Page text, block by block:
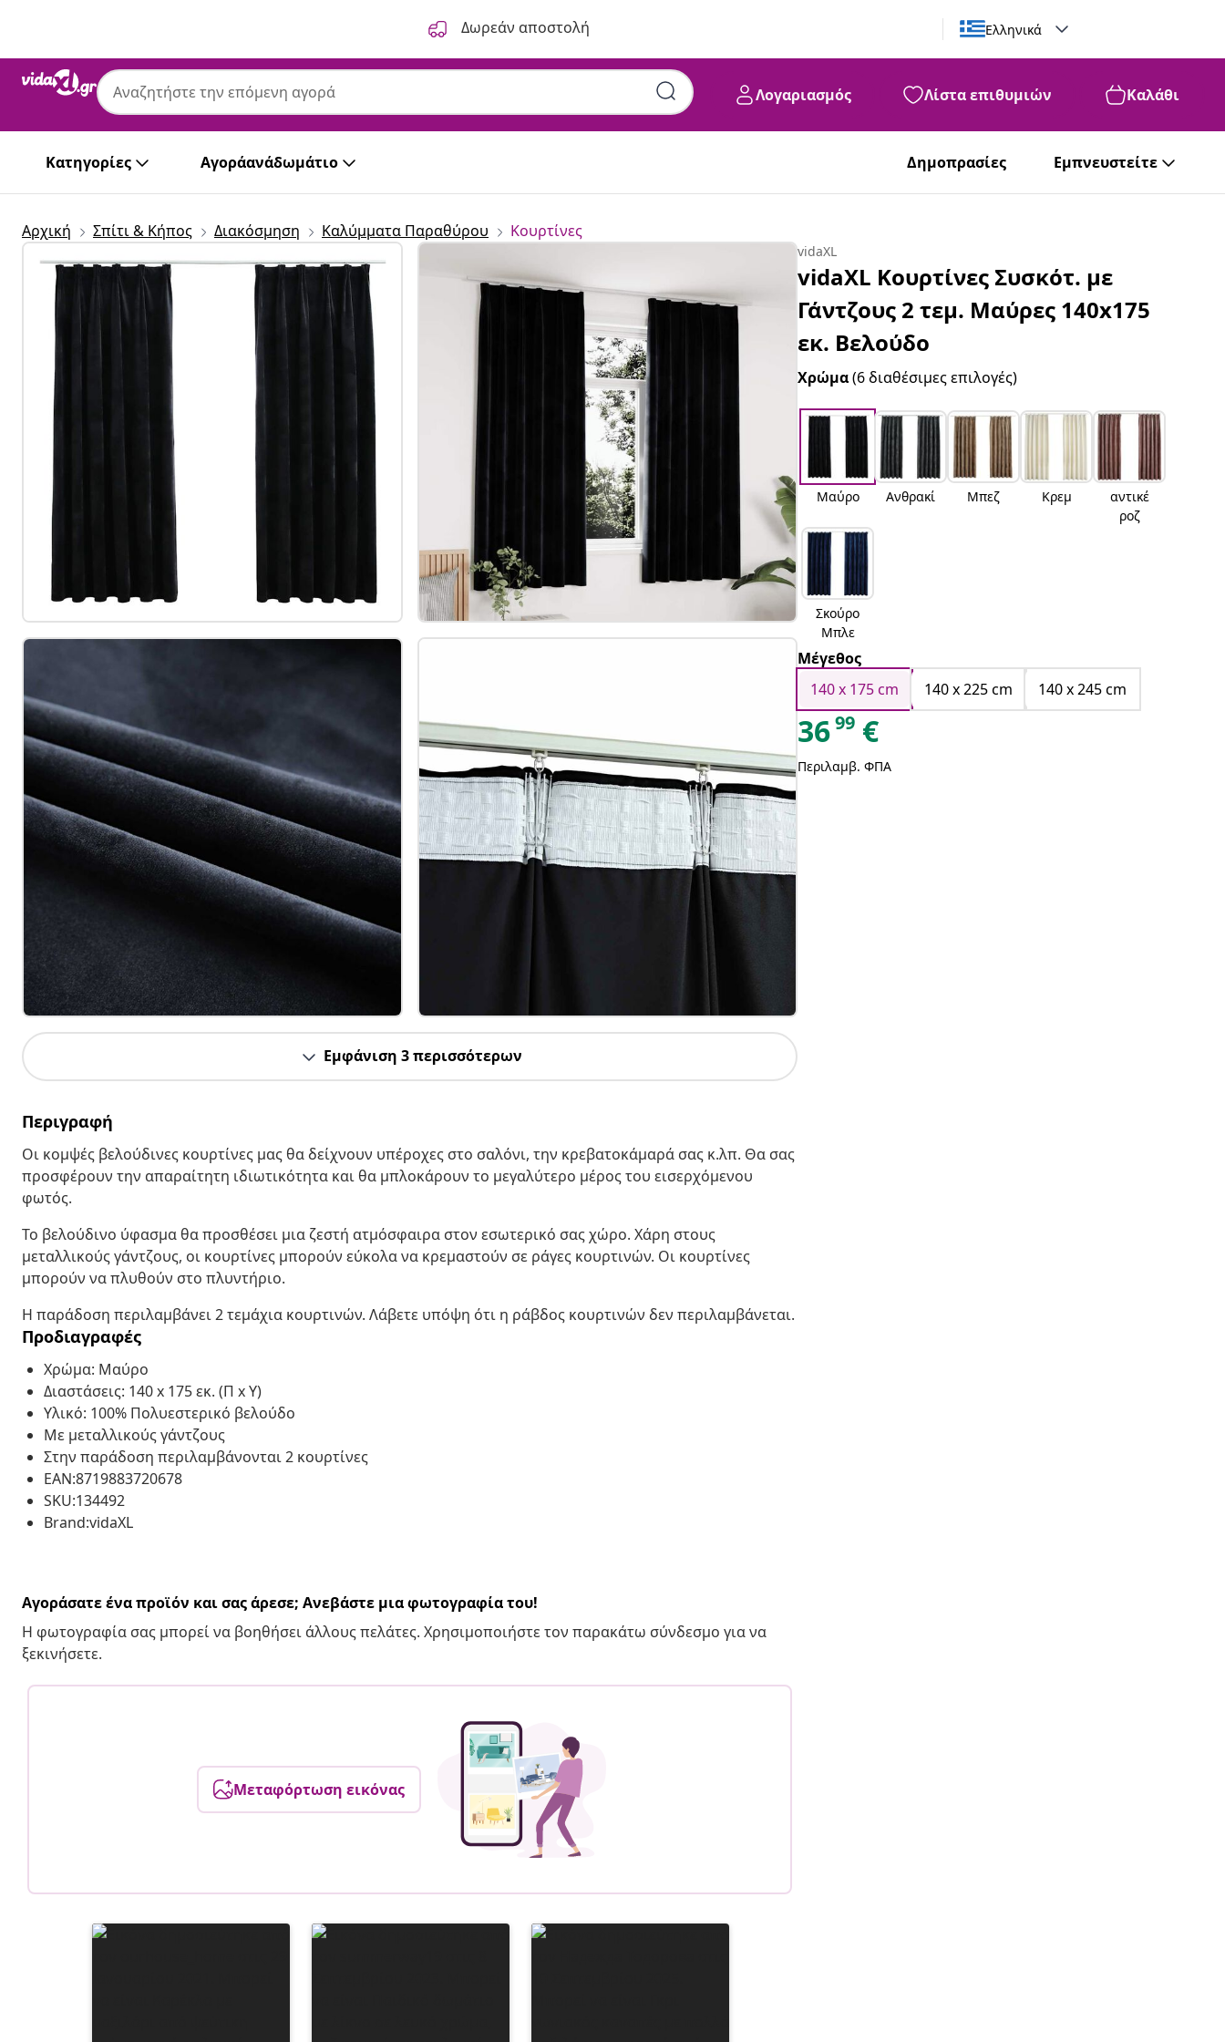
Δωρεάν αποστολή Ελληνικά
Λογαριασμός Λίστα επιθυμιών Καλάθι
Κατηγορίες Αγοράανάδωμάτιο Δημοπρασίες Εμπνευστείτε
Αρχική Σπίτι & Κήπος Διακόσμηση Καλύμματα Παραθύρου Κουρτίνες
Εμφάνιση 3 περισσότερων
Περιγραφή
Οι κομψές βελούδινες κουρτίνες μας θα δείχνουν υπέροχες στο σαλόνι, την κρεβατοκάμαρά σας κ.λπ. Θα σας
προσφέρουν την απαραίτητη ιδιωτικότητα και θα μπλοκάρουν το μεγαλύτερο μέρος του εισερχόμενου
φωτός.
Το βελούδινο ύφασμα θα προσθέσει μια ζεστή ατμόσφαιρα στον εσωτερικό σας χώρο. Χάρη στους
μεταλλικούς γάντζους, οι κουρτίνες μπορούν εύκολα να κρεμαστούν σε ράγες κουρτινών. Οι κουρτίνες
μπορούν να πλυθούν στο πλυντήριο.
Η παράδοση περιλαμβάνει 2 τεμάχια κουρτινών. Λάβετε υπόψη ότι η ράβδος κουρτινών δεν περιλαμβάνεται.
Προδιαγραφές
Χρώμα: Μαύρο
Διαστάσεις: 140 x 175 εκ. (Π x Υ)
Υλικό: 100% Πολυεστερικό βελούδο
Με μεταλλικούς γάντζους
Στην παράδοση περιλαμβάνονται 2 κουρτίνες
EAN:8719883720678
SKU:134492
Brand:vidaXL
Αγοράσατε ένα προϊόν και σας άρεσε; Ανεβάστε μια φωτογραφία του!
Η φωτογραφία σας μπορεί να βοηθήσει άλλους πελάτες. Χρησιμοποιήστε τον παρακάτω σύνδεσμο για να
ξεκινήσετε.
Μεταφόρτωση εικόνας
vidaXL
vidaXL Κουρτίνες Συσκότ. με
Γάντζους 2 τεμ. Μαύρες 140x175
εκ. Βελούδο
Χρώμα(6 διαθέσιμες επιλογές)
Μαύρο Ανθρακί Μπεζ Κρεμ
αντικέ
ροζ
Σκούρο
Μπλε
Μέγεθος
140 x 175 cm
140 x 225 cm 140 x 245 cm
3699 €
Περιλαμβ. ΦΠΑ